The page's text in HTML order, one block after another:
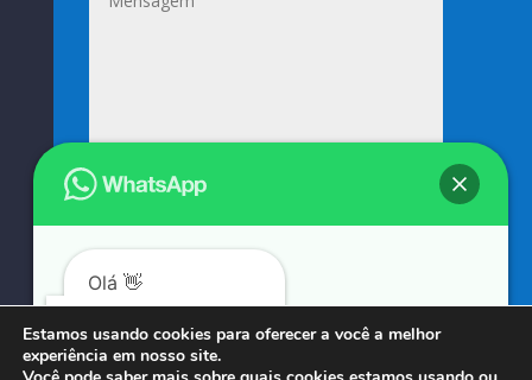
© COPYRIGHT 2023 → SUNIFORMES GOUVEIA → POR: CONEKI - SOLUÇÕES DIGITAIS |
Estamos usando cookies para oferecer a você a melhor
experiência em nosso site.
Olá 👋
Podemos ajudá-lo?